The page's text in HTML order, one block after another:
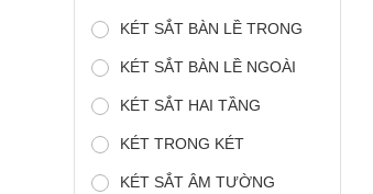
KÉT SẮT BÀN LỀ TRONG
KÉT SẮT BÀN LỀ NGOÀI
KÉT SẮT HAI TẦNG
KÉT TRONG KÉT
KÉT SẮT ÂM TƯỜNG